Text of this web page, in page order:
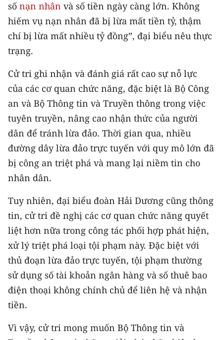
NHÂN DÂN CUỐI TUẦN
NHÂN DÂN HẰNG THÁNG
MUA BÁO
ĐỌC BÁO IN
ENGLISH
中文
FRANÇAIS
РУССКИЙ
ESPAÑOL
한국어
số nạn nhân và số tiền ngày càng lớn. Không
hiếm vụ nạn nhân đã bị lừa mất tiền tỷ, thậm
chí bị lừa mất nhiều tỷ đồng”, đại biểu nêu thực
trạng.
Cử tri ghi nhận và đánh giá rất cao sự nỗ lực
của các cơ quan chức năng, đặc biệt là Bộ Công
an và Bộ Thông tin và Truyền thông trong việc
tuyên truyền, nâng cao nhận thức của người
dân để tránh lừa đảo. Thời gian qua, nhiều
đường dây lừa đảo trực tuyến với quy mô lớn đã
bị công an triệt phá và mang lại niềm tin cho
nhân dân.
Tuy nhiên, đại biểu đoàn Hải Dương cũng thông
tin, cử tri đề nghị các cơ quan chức năng quyết
liệt hơn nữa trong công tác phối hợp phát hiện,
xử lý triệt phá loại tội phạm này. Đặc biệt với
thủ đoạn lừa đảo trực tuyến, tội phạm thường
sử dụng số tài khoản ngân hàng và số thuê bao
điện thoại không chính chủ để liên hệ và nhận
tiền.
Vì vậy, cử tri mong muốn Bộ Thông tin và